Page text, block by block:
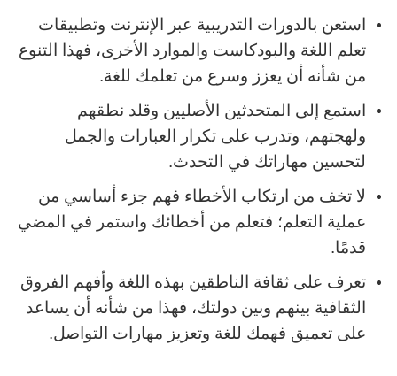
استعن بالدورات التدريبية عبر الإنترنت وتطبيقات
تعلم اللغة والبودكاست والموارد الأخرى، فهذا التنوع
من شأنه أن يعزز وسرع من تعلمك للغة.
استمع إلى المتحدثين الأصليين وقلد نطقهم
ولهجتهم، وتدرب على تكرار العبارات والجمل
لتحسين مهاراتك في التحدث.
لا تخف من ارتكاب الأخطاء فهم جزء أساسي من
عملية التعلم؛ فتعلم من أخطائك واستمر في المضي
قدمًا.
تعرف على ثقافة الناطقين بهذه اللغة وأفهم الفروق
الثقافية بينهم وبين دولتك، فهذا من شأنه أن يساعد
على تعميق فهمك للغة وتعزيز مهارات التواصل.